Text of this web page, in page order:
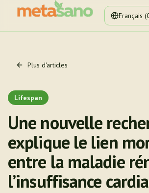
Français
Plus d'articles
Lifespan
Une nouvelle
explique le lien
entre la maladie
l’insuffisance